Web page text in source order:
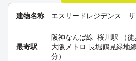
建物名称 エスリードレジデンス ザ
最寄駅
阪神なんば線 桜川駅 （徒
大阪メトロ 長堀鶴見緑地線
分）